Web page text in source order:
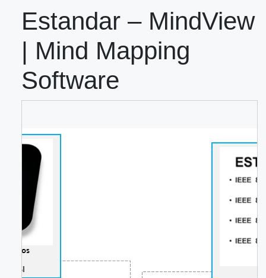
Estandar – MindView
| Mind Mapping
Software